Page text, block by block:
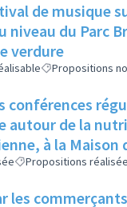
de musique
niveau du Parc
verdure
Propositions
conférences
autour de la
à la Maison
Propositions
les